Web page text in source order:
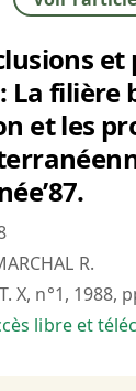
La filière
et les
R.
X, n°1, 1988,
libre et